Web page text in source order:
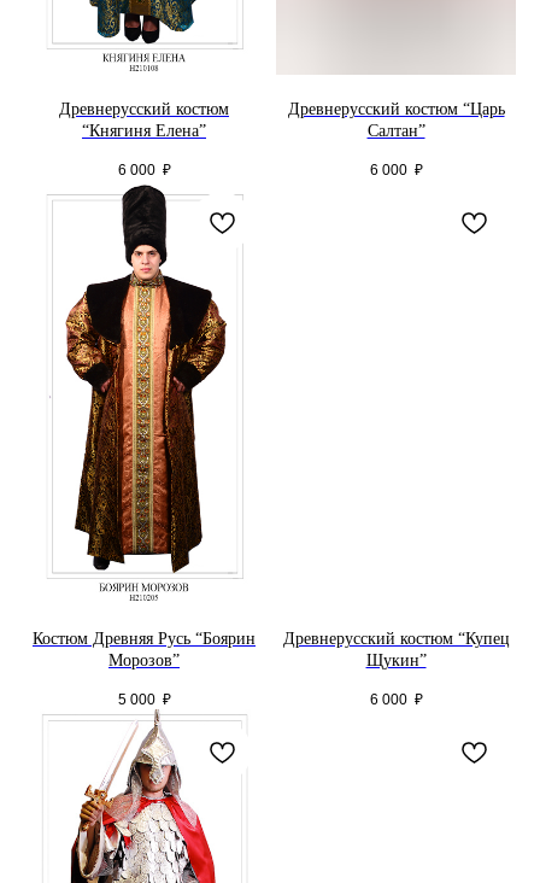
Древнерусский костюм
“Княгиня Елена”
6 000 ₽
Древнерусский костюм “Царь
Салтан”
6 000 ₽
Костюм Древняя Русь “Боярин
Морозов”
5 000 ₽
Древнерусский костюм “Купец
Щукин”
6 000 ₽